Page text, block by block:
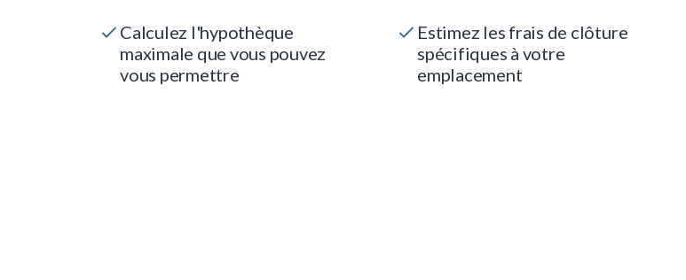
Calculez l'hypothèque
maximale que vous pouvez
vous permettre
Estimez les frais de clôture
spécifiques à votre
emplacement